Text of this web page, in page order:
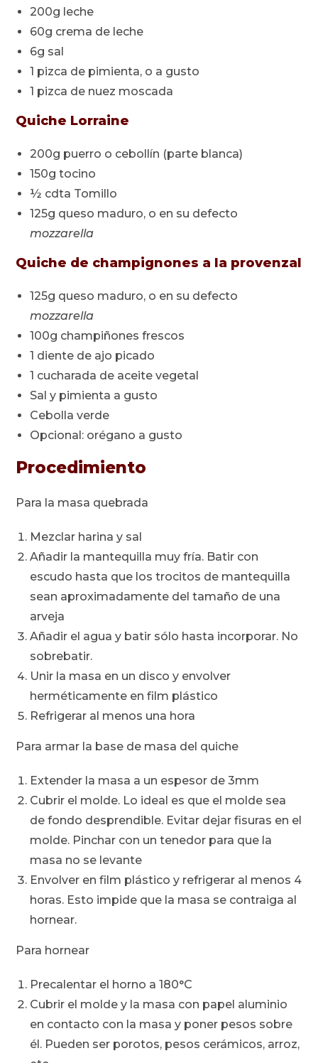
200g leche
60g crema de leche
6g sal
1 pizca de pimienta, o a gusto
1 pizca de nuez moscada
Quiche Lorraine
200g puerro o cebollín (parte blanca)
150g tocino
½ cdta Tomillo
125g queso maduro, o en su defecto
mozzarella
Quiche de champignones a la provenzal
125g queso maduro, o en su defecto
mozzarella
100g champiñones frescos
1 diente de ajo picado
1 cucharada de aceite vegetal
Sal y pimienta a gusto
Cebolla verde
Opcional: orégano a gusto
Procedimiento
Para la masa quebrada
Mezclar harina y sal
Añadir la mantequilla muy fría. Batir con
escudo hasta que los trocitos de mantequilla
sean aproximadamente del tamaño de una
arveja
Añadir el agua y batir sólo hasta incorporar. No
sobrebatir.
Unir la masa en un disco y envolver
herméticamente en film plástico
Refrigerar al menos una hora
Para armar la base de masa del quiche
Extender la masa a un espesor de 3mm
Cubrir el molde. Lo ideal es que el molde sea
de fondo desprendible. Evitar dejar fisuras en el
molde. Pinchar con un tenedor para que la
masa no se levante
Envolver en film plástico y refrigerar al menos 4
horas. Esto impide que la masa se contraiga al
hornear.
Para hornear
Precalentar el horno a 180°C
Cubrir el molde y la masa con papel aluminio
en contacto con la masa y poner pesos sobre
él. Pueden ser porotos, pesos cerámicos, arroz,